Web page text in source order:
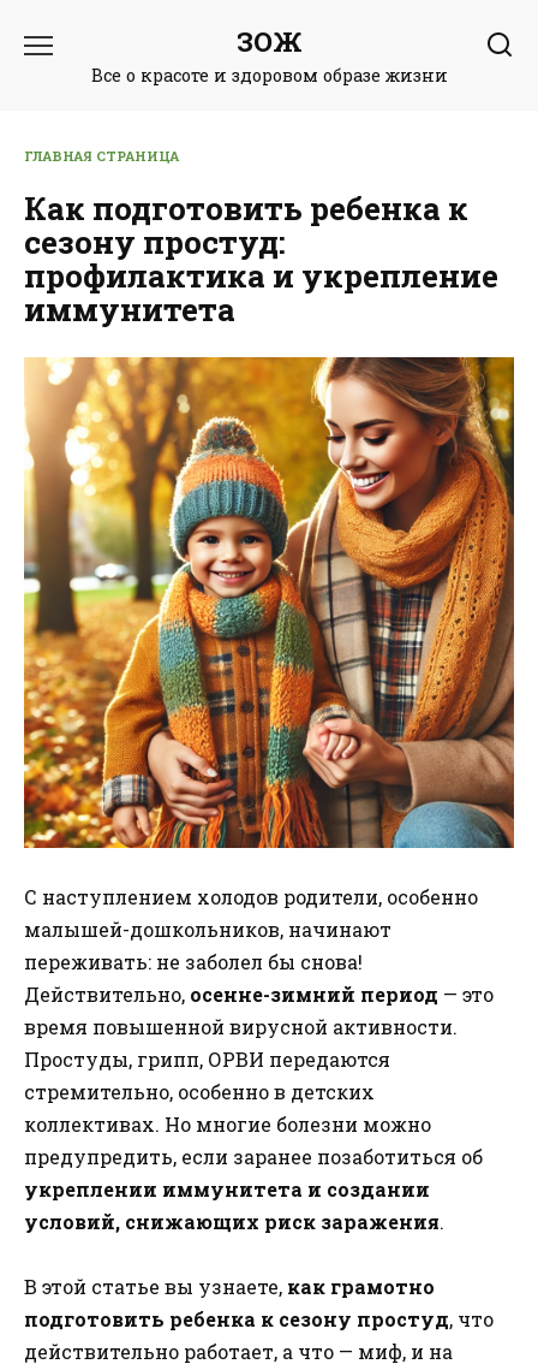
содержанию
ЗОЖ
Все о красоте и здоровом образе жизни
ГЛАВНАЯ СТРАНИЦА
Как подготовить ребенка к
сезону простуд:
профилактика и укрепление
иммунитета
С наступлением холодов родители, особенно
малышей-дошкольников, начинают
переживать: не заболел бы снова!
Действительно, осенне-зимний период — это
время повышенной вирусной активности.
Простуды, грипп, ОРВИ передаются
стремительно, особенно в детских
коллективах. Но многие болезни можно
предупредить, если заранее позаботиться об
укреплении иммунитета и создании
условий, снижающих риск заражения.
В этой статье вы узнаете, как грамотно
подготовить ребенка к сезону простуд, что
действительно работает, а что — миф, и на